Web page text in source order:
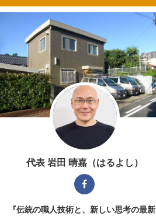
代表 岩田 晴嘉（はるよし）
『伝統の職人技術と、新しい思考の最新